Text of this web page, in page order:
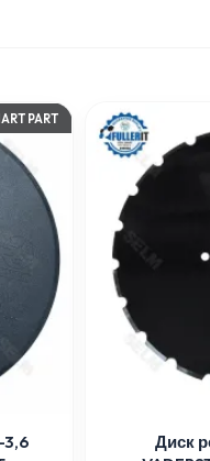
PART
3,6
Диск